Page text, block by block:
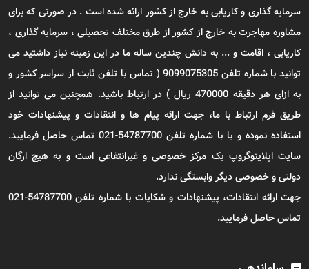
سرمایه گذاری و کاریابی به خارج از کشور ارائه شده است . در صورتی که برای
مشاوره مهاجرت به خارج از کشور از طرق مختلف تحصیلی ، سرمایه گذاری ،
کاریابی ، اقامت و ... به دانش چندین ساله ما در این زمینه نیاز داشتید می
توانید با شماره تلفن 9099075305 ( تماس با تلفن ثابت از سراسر کشور و
به ازای هر دقیقه 470000 ریال ) در ارتباط باشید. همچنین می توانید از
طریق فرم ارتباط با ما، جهت ارائه پیام ها و انتقادات و پیشنهادات خود
استفاده نموده و یا با شماره تلفن 54787700-021 تماس حاصل فرمایید.
سایت اپلایتوگروپ یک مرکز خصوصی و غیرانتفاعی است و به هیچ ارگان
دولتی و خصوصی دیگر وابستگی ندارد.
جهت ارائه انتقادات، پیشنهادات و شکایات با شماره تلفن 54787700-021
تماس حاصل فرمایید.